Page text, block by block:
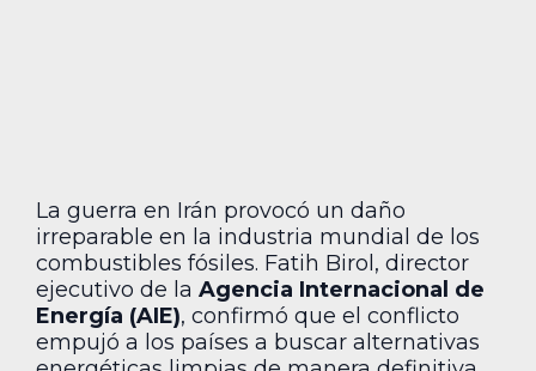
La guerra en Irán provocó un daño
irreparable en la industria mundial de los
combustibles fósiles. Fatih Birol, director
ejecutivo de la Agencia Internacional de
Energía (AIE), confirmó que el conflicto
empujó a los países a buscar alternativas